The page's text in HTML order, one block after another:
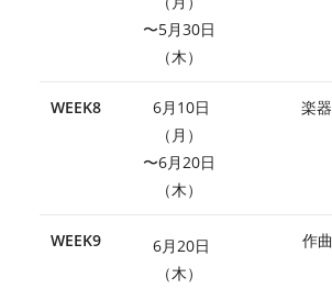
〜5月30日
（木）
WEEK8
6月10日
（月）
〜6月20日
（木）
楽
WEEK9
6月20日
（木）
作